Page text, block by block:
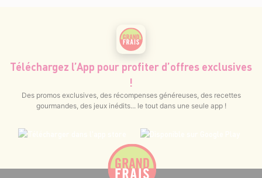
Téléchargez l’App pour profiter d’offres exclusives
!
Des promos exclusives, des récompenses généreuses, des recettes
gourmandes, des jeux inédits... le tout dans une seule app !